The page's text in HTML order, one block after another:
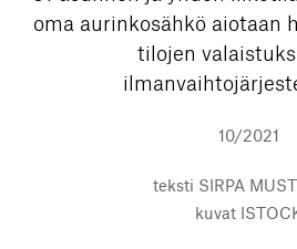
oma aurinkosähkö aiotaan
tilojen
10/2021
teksti SIRPA
kuvat